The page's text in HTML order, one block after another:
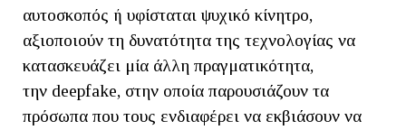
αυτοσκοπός ή υφίσταται ψυχικό κίνητρο,
αξιοποιούν τη δυνατότητα της τεχνολογίας να
κατασκευάζει μία άλλη πραγματικότητα,
την deepfake, στην οποία παρουσιάζουν τα
πρόσωπα που τους ενδιαφέρει να εκβιάσουν να